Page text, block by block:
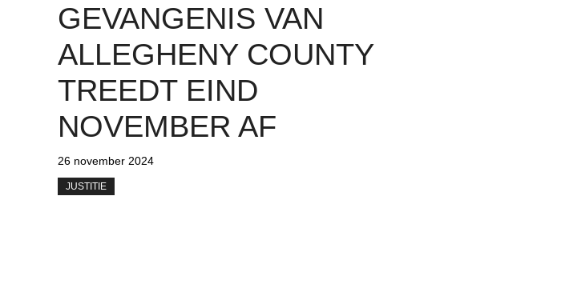
GEVANGENIS VAN
ALLEGHENY COUNTY
TREEDT EIND
NOVEMBER AF
26 november 2024
JUSTITIE